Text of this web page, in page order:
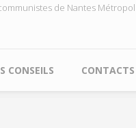
de Nantes
CONSEILS CONTACTS